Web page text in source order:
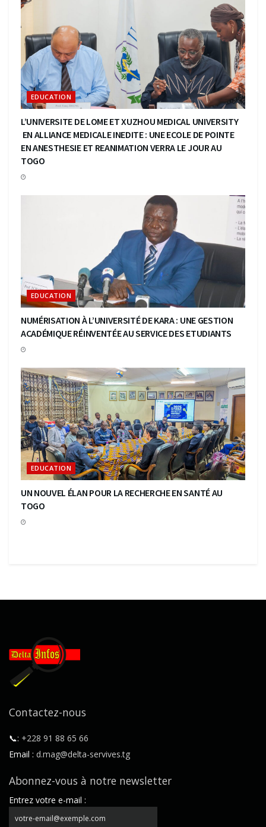
EDUCATION
L’UNIVERSITE DE LOME ET XUZHOU MEDICAL UNIVERSITY
EN ALLIANCE MEDICALE INEDITE : UNE ECOLE DE POINTE
EN ANESTHESIE ET REANIMATION VERRA LE JOUR AU
TOGO
EDUCATION
NUMÉRISATION À L’UNIVERSITÉ DE KARA : UNE GESTION
ACADÉMIQUE RÉINVENTÉE AU SERVICE DES ETUDIANTS
EDUCATION
UN NOUVEL ÉLAN POUR LA RECHERCHE EN SANTÉ AU
TOGO
Contactez-nous
📞: +228 91 88 65 66
Email : d.mag@delta-servives.tg
Abonnez-vous à notre newsletter
Entrez votre e-mail :